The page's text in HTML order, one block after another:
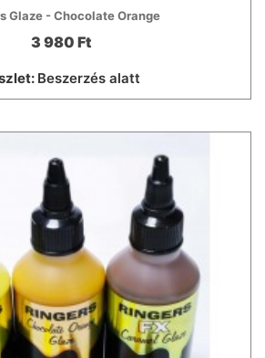
Glaze - Chocolate Orange
3 980 Ft
Beszerzés alatt